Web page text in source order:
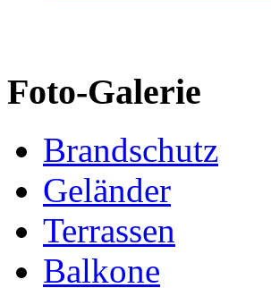
Foto-Galerie
Brandschutz
Geländer
Terrassen
Balkone